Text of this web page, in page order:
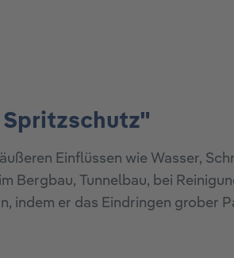
Einflüssen wie Wasser,
Bergbau, Tunnelbau, bei
indem er das Eindringen grober